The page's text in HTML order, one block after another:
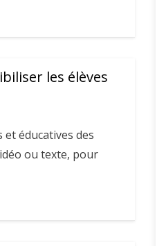
les élèves
éducatives des
ou texte, pour